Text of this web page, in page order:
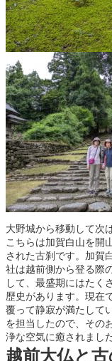
大野城から移動して次
こちらは加賀白山を開
された古刹です。加賀
社は越前側から登る際
して、最盛期にはたく
歴史があります。現在
覆って静寂が満たして
を担当したので、その
浄な空気に癒されました
越前大仏と